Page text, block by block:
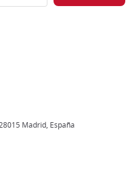
Madrid, España